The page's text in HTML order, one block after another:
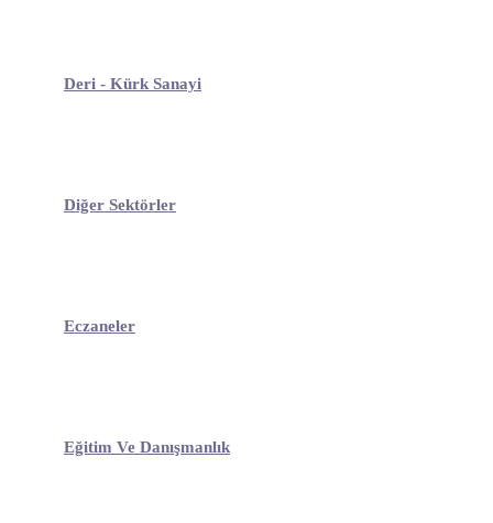
Deri - Kürk Sanayi
Diğer Sektörler
Eczaneler
Eğitim Ve Danışmanlık